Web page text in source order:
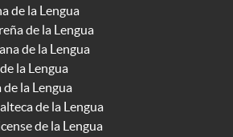
de la Lengua
de la Lengua
de la Lengua
la Lengua
la Lengua
de la Lengua
de la Lengua